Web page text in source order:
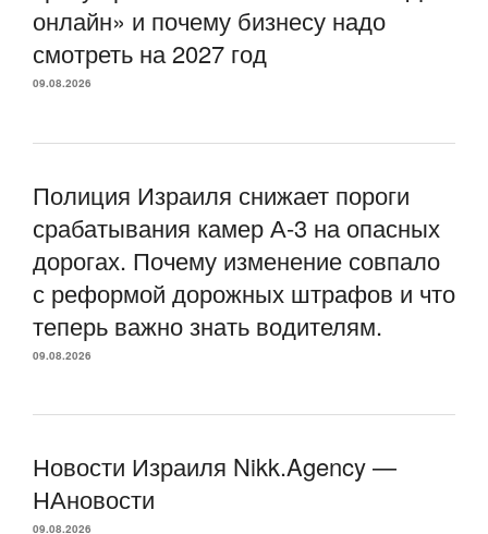
онлайн» и почему бизнесу надо
смотреть на 2027 год
09.08.2026
Полиция Израиля снижает пороги
срабатывания камер А-3 на опасных
дорогах. Почему изменение совпало
с реформой дорожных штрафов и что
теперь важно знать водителям.
09.08.2026
Новости Израиля Nikk.Agency —
НАновости
09.08.2026